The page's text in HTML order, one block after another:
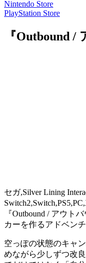
Nintendo Store
PlayStation Store
『Outbound /
セガ,Silver Lining
『Outbound / アウト
カーを作るアドベン
空っぽの状態のキャ
めながら少しずつ改